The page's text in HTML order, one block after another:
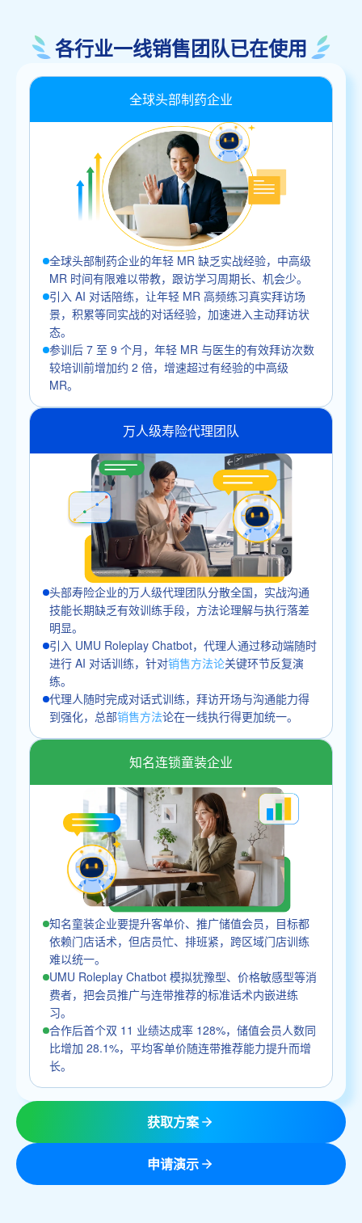
各行业一线销售团队已在使用
全球头部制药企业
全球头部制药企业的年轻 MR 缺乏实战经验，中高级
MR 时间有限难以带教，跟访学习周期长、机会少。
引入 AI 对话陪练，让年轻 MR 高频练习真实拜访场
景，积累等同实战的对话经验，加速进入主动拜访状
态。
参训后 7 至 9 个月，年轻 MR 与医生的有效拜访次数
较培训前增加约 2 倍，增速超过有经验的中高级
MR。
万人级寿险代理团队
头部寿险企业的万人级代理团队分散全国，实战沟通
技能长期缺乏有效训练手段，方法论理解与执行落差
明显。
引入 UMU Roleplay Chatbot，代理人通过移动端随时
进行 AI 对话训练，针对销售方法论关键环节反复演
练。
代理人随时完成对话式训练，拜访开场与沟通能力得
到强化，总部销售方法论在一线执行得更加统一。
知名连锁童装企业
知名童装企业要提升客单价、推广储值会员，目标都
依赖门店话术，但店员忙、排班紧，跨区域门店训练
难以统一。
UMU Roleplay Chatbot 模拟犹豫型、价格敏感型等消
费者，把会员推广与连带推荐的标准话术内嵌进练
习。
合作后首个双 11 业绩达成率 128%，储值会员人数同
比增加 28.1%，平均客单价随连带推荐能力提升而增
长。
获取方案
申请演示